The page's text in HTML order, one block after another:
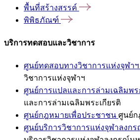
พื้นที่สร้างสรรค์
พิพิธภัณฑ์
บริการทดสอบและวิชาการ
ศูนย์ทดสอบทางวิชาการแห่งจุฬาฯ
วิชาการแห่งจุฬาฯ
ศูนย์การแปลและการล่ามเฉลิมพร
และการล่ามเฉลิมพระเกียรติ
ศูนย์กฎหมายเพื่อประชาชน ศูนย์ก
ศูนย์บริการวิชาการแห่งจุฬาลงก